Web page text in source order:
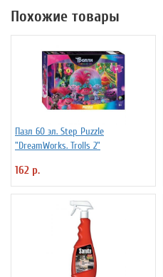
Похожие товары
Пазл 60 эл. Step Puzzle
"DreamWorks. Trolls 2"
162 р.